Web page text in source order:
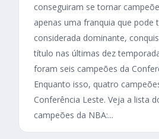
conseguiram se tornar
apenas uma franquia que pode
considerada dominante,
título nas últimas dez
foram seis campeões da
Enquanto isso, quatro
Conferência Leste. Veja a lista
campeões da NBA:...